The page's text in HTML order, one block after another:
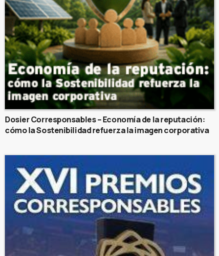
Dosier Corresponsables – Economía de la reputación:
cómo la Sostenibilidad refuerza la imagen corporativa